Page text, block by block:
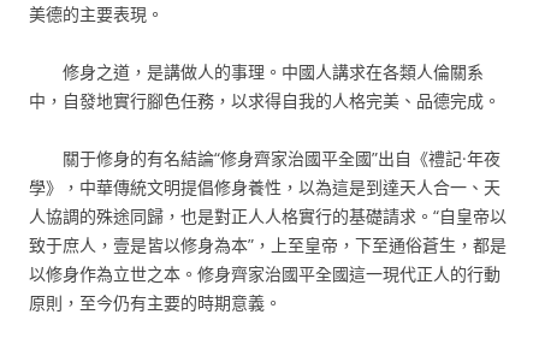
美德的主要表現。
修身之道，是講做人的事理。中國人講求在各類人倫關系
中，自發地實行腳色任務，以求得自我的人格完美、品德完成。
關于修身的有名結論“修身齊家治國平全國”出自《禮記·年夜
學》，中華傳統文明提倡修身養性，以為這是到達天人合一、天
人協調的殊途同歸，也是對正人人格實行的基礎請求。“自皇帝以
致于庶人，壹是皆以修身為本”，上至皇帝，下至通俗蒼生，都是
以修身作為立世之本。修身齊家治國平全國這一現代正人的行動
原則，至今仍有主要的時期意義。